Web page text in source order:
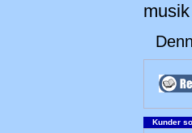
musik
Kunder